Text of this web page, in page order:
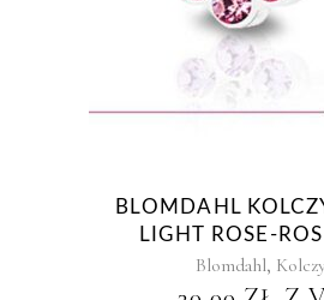
BLOMDAHL
LIGHT ROSE-
Blomdahl,